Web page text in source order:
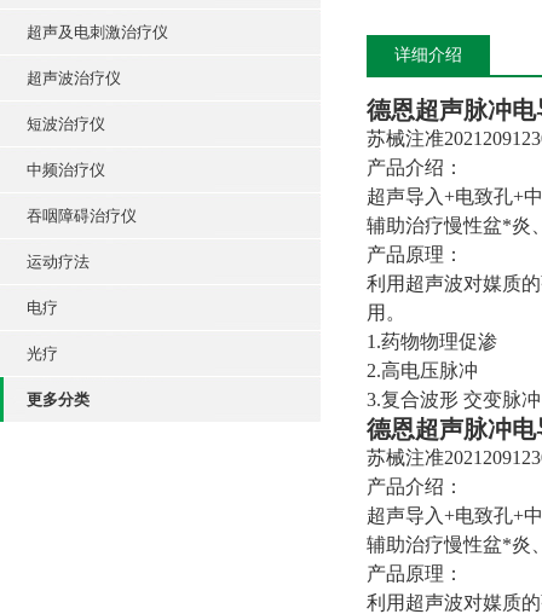
超声及电刺激治疗仪
超声波治疗仪
短波治疗仪
中频治疗仪
吞咽障碍治疗仪
运动疗法
电疗
光疗
更多分类
详细介绍
德恩超声脉冲
苏械注准
产品介绍：
超声导入+电致孔+
辅助治疗慢性盆*炎
产品原理：
利用超声波对媒质
用。
1.药物物理促渗
2.高电压脉冲
3.复合波形 交变脉冲
德恩超声脉冲
苏械注准
产品介绍：
超声导入+电致孔+
辅助治疗慢性盆*炎
产品原理：
利用超声波对媒质